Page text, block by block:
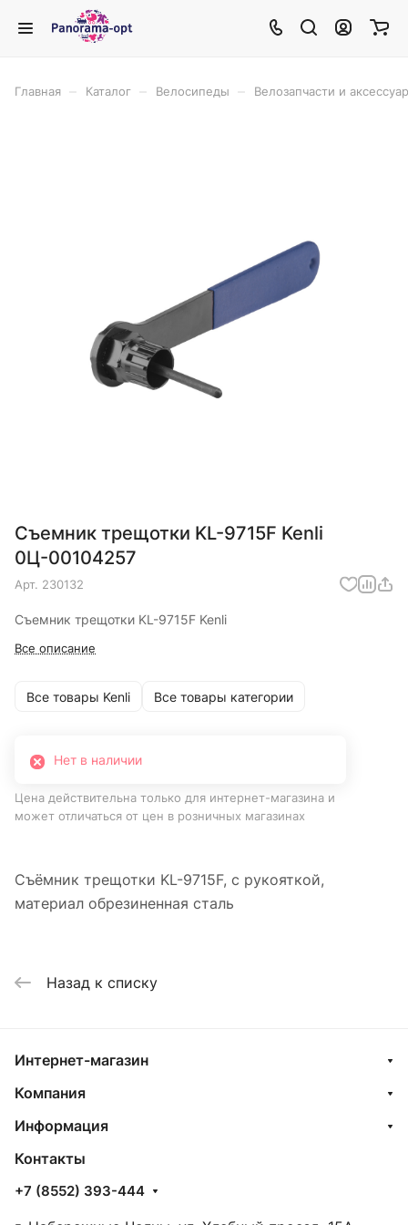
Главная Каталог Велосипеды Велозапчасти и
Съемник трещотки KL-9715F Kenli
0Ц-00104257
Арт. 230132
Съемник трещотки KL-9715F Kenli
Все описание
Все товары Kenli Все товары категории
Нет в наличии
Цена действительна только для интернет-магазина и
может отличаться от цен в розничных магазинах
Съёмник трещотки KL-9715F, с рукояткой,
материал обрезиненная сталь
Назад к списку
Интернет-магазин
Компания
Информация
Контакты
+7 (8552) 393-444